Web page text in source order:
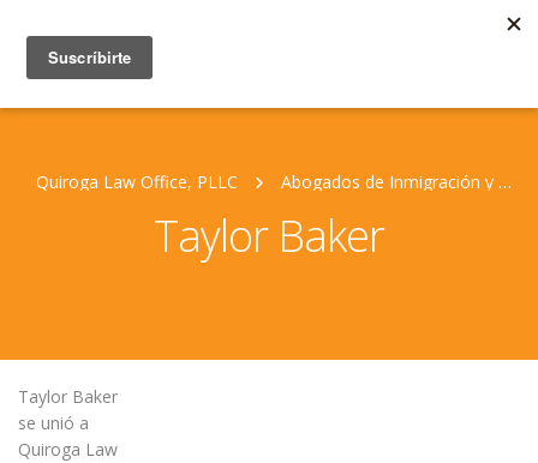
Quiroga Law Office, PLLC Abogados de Inmigración y Personal Jurídico
Taylor Baker
Taylor Baker
se unió a
Quiroga Law